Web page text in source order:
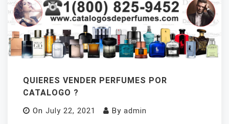
QUIERES VENDER PERFUMES POR
CATALOGO ?
On July 22, 2021 By admin